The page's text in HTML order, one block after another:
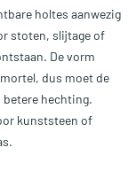
holtes aanwezig
stoten, slijtage of
De vorm
dus moet de
hechting.
kunststeen of